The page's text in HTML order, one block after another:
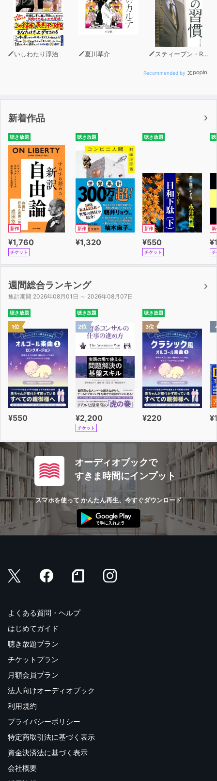
いしわたり淳治 夏川草介 スティーブン・R・コヴィー
Recommended by
新着作品
聴き放題
新作
¥1,760
チケット
聴き放題
新作
¥1,320
聴き放題
新作
¥550
チケット
聴
新
チ
週間総合ランキング
集計期間 2026年08月01日 ～ 2026年08月07日
聴き放題
1位
¥550
聴き放題
2位
¥2,200
チケット
聴き放題
3位
¥220
オーディオブックで
すきま時間にインプット
スマホを使って かんたん再生、今すぐダウンロード
よくある質問・ヘルプ
はじめてガイド
聴き放題プラン
チケットプラン
月額会員プラン
法人向けオーディオブック
利用規約
プライバシーポリシー
特定商取引法に基づく表示
資金決済法に基づく表示
会社概要